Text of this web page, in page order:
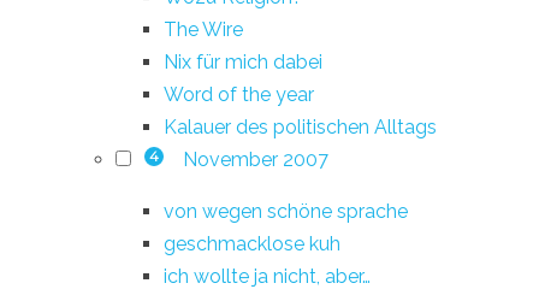
The Wire
Nix für mich dabei
Word of the year
Kalauer des politischen Alltags
4 November 2007
von wegen schöne sprache
geschmacklose kuh
ich wollte ja nicht, aber…